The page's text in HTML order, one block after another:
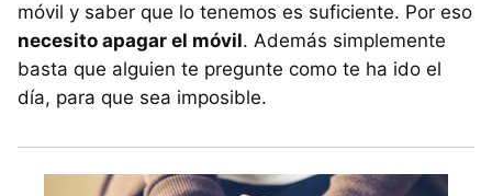
móvil y saber que lo tenemos es suficiente. Por eso
necesito apagar el móvil. Además simplemente
basta que alguien te pregunte como te ha ido el
día, para que sea imposible.